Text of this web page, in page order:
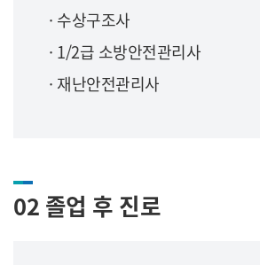
· 수상구조사
· 1/2급 소방안전관리사
· 재난안전관리사
02 졸업 후 진로